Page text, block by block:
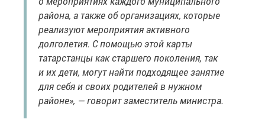
района, а также об организациях, которые
реализуют мероприятия активного
долголетия. С помощью этой карты
татарстанцы как старшего поколения, так
и их дети, могут найти подходящее занятие
для себя и своих родителей в нужном
районе», — говорит заместитель министра.